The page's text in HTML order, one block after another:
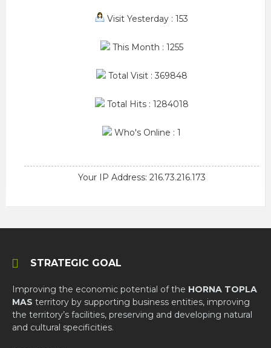
Visit Yesterday : 153
This Month : 1255
Total Visit : 369848
Total Hits : 1284018
Who's Online : 1
Your IP Address: 216.73.216.173
STRATEGIC GOAL
Improving the economic potential of the HORNA TOPLA
MAS territory by supporting business entities, improving
the territory’s facilities, preserving and developing natural
and cultural specificities.